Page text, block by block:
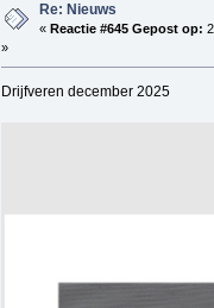
Re: Nieuws
« Reactie #645 Gepost op:
»
Drijfveren december 2025